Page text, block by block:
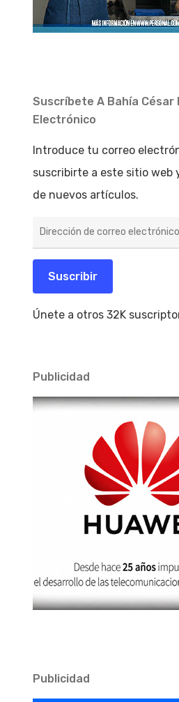
Suscríbete A Bahía César
Electrónico
Introduce tu correo
suscribirte a este sitio web
de nuevos artículos.
de
electrónico
Suscribir
Únete a otros 32K
Publicidad
Publicidad